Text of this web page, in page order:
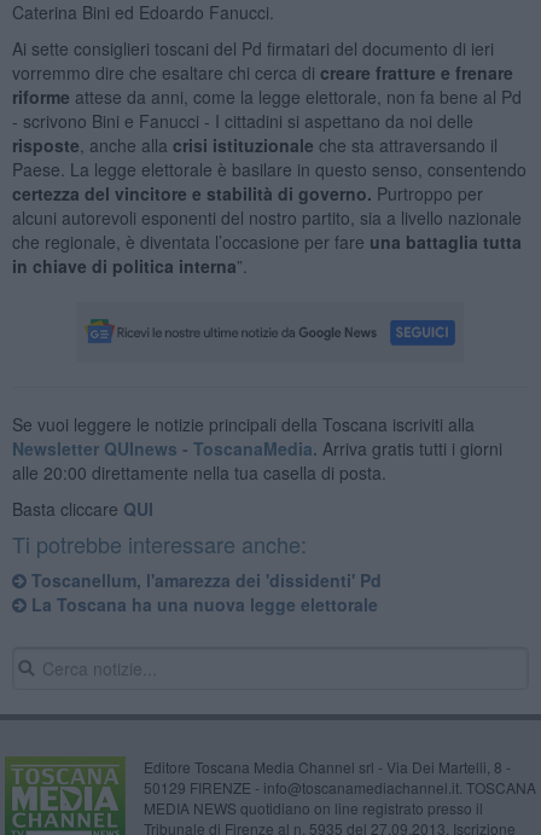
Caterina Bini ed Edoardo Fanucci.
Ai sette consiglieri toscani del Pd firmatari del documento di ieri
vorremmo dire che esaltare chi cerca di creare fratture e frenare
riforme attese da anni, come la legge elettorale, non fa bene al Pd
- scrivono Bini e Fanucci - I cittadini si aspettano da noi delle
risposte , anche alla crisi istituzionale che sta attraversando il
Paese. La legge elettorale è basilare in questo senso, consentendo
certezza del vincitore e stabilità di governo. Purtroppo per
alcuni autorevoli esponenti del nostro partito, sia a livello nazionale
che regionale, è diventata l’occasione per fare una battaglia tutta
in chiave di politica interna”.
Se vuoi leggere le notizie principali della Toscana iscriviti alla
Newsletter QUInews - ToscanaMedia. Arriva gratis tutti i giorni
alle 20:00 direttamente nella tua casella di posta.
Basta cliccare QUI
Ti potrebbe interessare anche:
Toscanellum, l'amarezza dei 'dissidenti' Pd
La Toscana ha una nuova legge elettorale
Editore Toscana Media Channel srl - Via Dei Martelli, 8 -
50129 FIRENZE - info@toscanamediachannel.it. TOSCANA
MEDIA NEWS quotidiano on line registrato presso il
Tribunale di Firenze al n. 5935 del 27.09.2013. Iscrizione